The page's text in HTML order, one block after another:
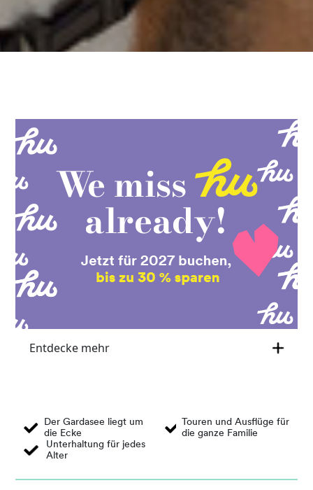
Entdecke mehr
Der Gardasee liegt um
die Ecke
Touren und Ausflüge für
die ganze Familie
Unterhaltung für jedes
Alter